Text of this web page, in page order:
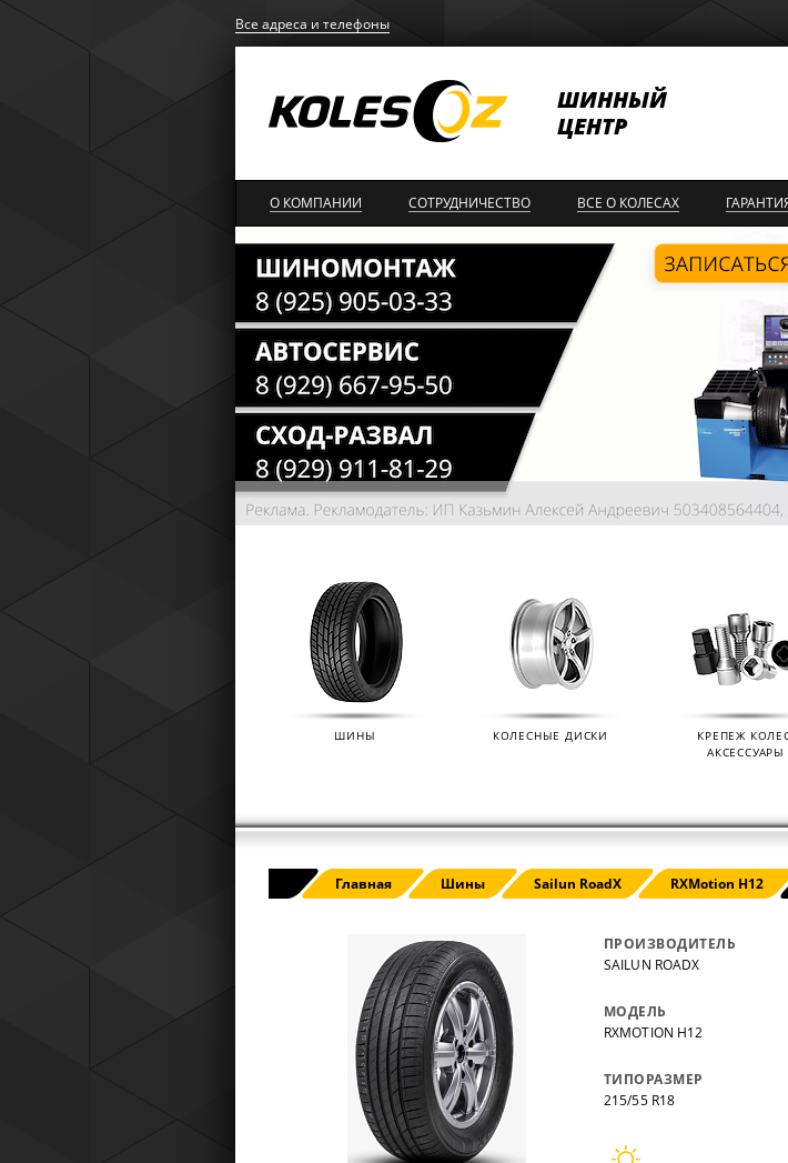
Все адреса и телефоны
ШИННЫЙ
ЦЕНТР
О КОМПАНИИ СОТРУДНИЧЕСТВО ВСЕ О КОЛЕСАХ
РАСШИРЕННАЯ ГАРАНТИЯ NOKIAN
(IKON TYRES)
Расширенная гарантия Nokian Tyres (Ikon
Tyres) защищает от эксплуатационных
повреждений — проколов, порезов,
разрывов и вздутий боковины.
ДАТЧИКИ ДАВЛЕНИЯ
ШИНЫ КОЛЕСНЫЕ ДИСКИ
КРЕПЕЖ
АКСЕССУАРЫ
Главная Шины Sailun RoadX RXMotion H12
ПРОИЗВОДИТЕЛЬ
SAILUN ROADX
МОДЕЛЬ
RXMOTION H12
ТИПОРАЗМЕР
215/55 R18